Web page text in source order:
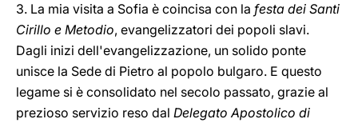
3. La mia visita a Sofia è coincisa con la festa dei Santi
Cirillo e Metodio, evangelizzatori dei popoli slavi.
Dagli inizi dell'evangelizzazione, un solido ponte
unisce la Sede di Pietro al popolo bulgaro. E questo
legame si è consolidato nel secolo passato, grazie al
prezioso servizio reso dal Delegato Apostolico di